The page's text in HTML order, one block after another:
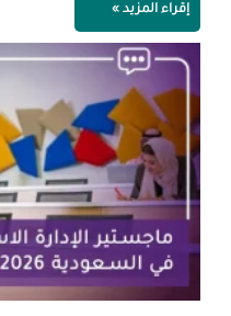
إقراء المزيد »